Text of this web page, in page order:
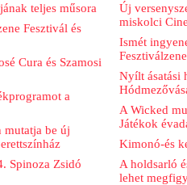
teljes műsora
Fesztivál és
Cura és Szamosi
a
mutatja be új
Spinoza Zsidó
Új
miskolci
Ismét
Nyílt ásatási
A Wicked
Játékok
Kimonó-és
A holdsarló
lehet